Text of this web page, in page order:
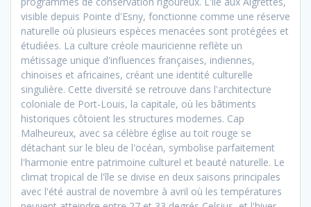
visible depuis Pointe d'Esny, fonctionne comme une réserve
naturelle où plusieurs espèces menacées sont protégées et
étudiées. La culture créole mauricienne reflète un
métissage unique d'influences françaises, indiennes,
chinoises et africaines, créant une identité culturelle
singulière. Cette diversité se retrouve dans l'architecture
coloniale de Port-Louis, la capitale, où les bâtiments
historiques côtoient les structures modernes. Cap
Malheureux, avec sa célèbre église au toit rouge se
détachant sur le bleu de l'océan, symbolise parfaitement
l'harmonie entre patrimoine culturel et beauté naturelle. Le
climat tropical de l'île se divise en deux saisons principales
avec l'été austral de novembre à avril où les températures